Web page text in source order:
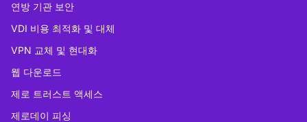
연방 기관 보안
VDI 비용 최적화 및 대체
VPN 교체 및 현대화
웹 다운로드
제로 트러스트 액세스
제로데이 피싱